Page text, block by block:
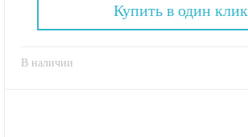
В наличии
Купить в один клик